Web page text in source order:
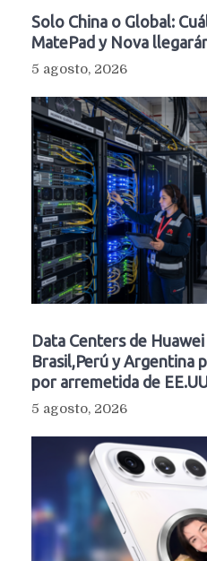
Solo China o Global:
MatePad y Nova
5 agosto, 2026
Data Centers de
Brasil,Perú y Argentina
por arremetida de
5 agosto, 2026